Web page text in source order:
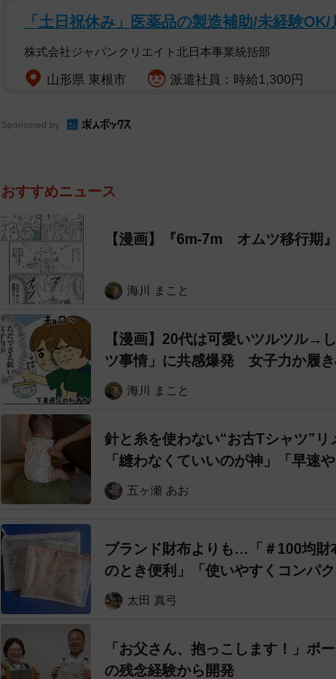
ところが7カ月に入ったある日、赤ちゃんが突然元
平・垂直に装着するのが難しくなっていきます。
て、オムツがTの字になれなくなったら卒業…！」
とはいえ、大量に買い溜めたテープおむつの存在
命感と、実際の育児の難しさの狭間でゆれる気持
8カ月までなんとかテープタイプおむつを頑張って
「土日祝休み」医薬品の製造補助/未経験
株式会社ジャパンクリエイト北日本事業統括部
山形県 東根市 派遣社員：時給1,300円
Sponsored by
おすすめニュース
【漫画】『6m-7m オムツ移行期』
海川 まこと
【漫画】20代は可愛いツルツル
ツ事情」に共感爆発 女子力か履
海川 まこと
針と糸を使わない“お古Tシャツ”
「縫わなくていいのが神」「早速
五ヶ瀬 あお
ブランド財布よりも…「＃100均
のとき便利」「使いやすくコンパク
太田 真弓
「お父さん、抱っこします！」
の残念経験から開発